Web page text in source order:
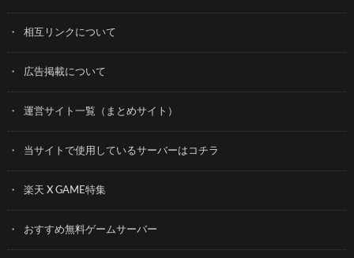
相互リンクについて
広告掲載について
運営サイト一覧（まとめサイト）
当サイトで使用しているサーバーはコチラ
楽天 X GAME特集
おすすめ無料ゲームサーバー